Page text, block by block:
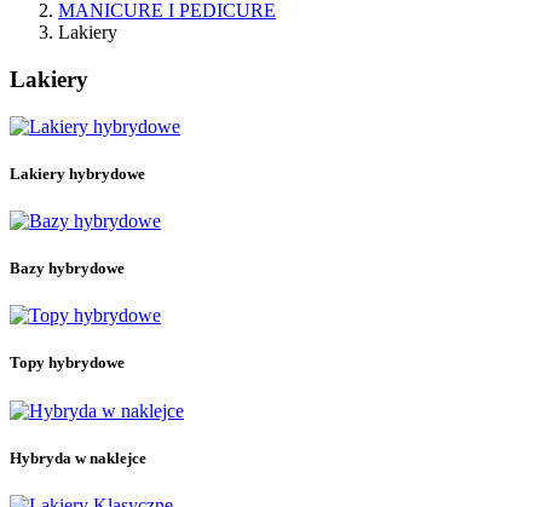
MANICURE I PEDICURE
Lakiery
Lakiery
Lakiery hybrydowe
Bazy hybrydowe
Topy hybrydowe
Hybryda w naklejce